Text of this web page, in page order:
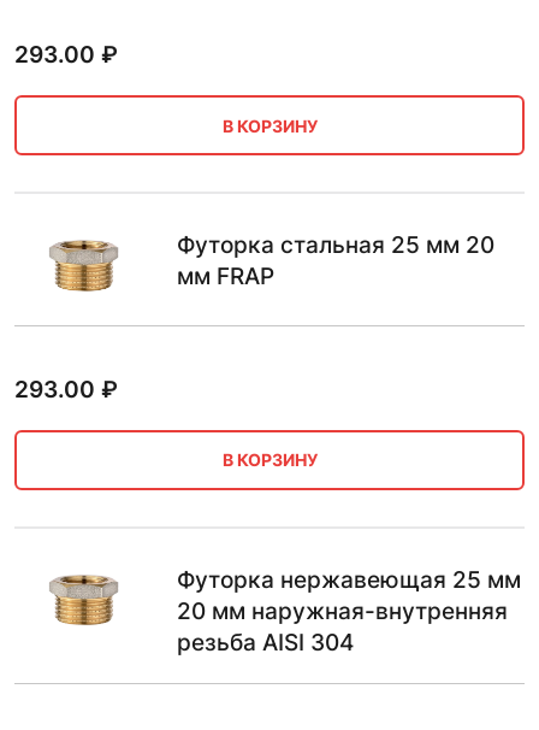
293.00 ₽
В КОРЗИНУ
Футорка стальная 25 мм 20
мм FRAP
293.00 ₽
В КОРЗИНУ
Футорка нержавеющая 25 мм
20 мм наружная-внутренняя
резьба AISI 304